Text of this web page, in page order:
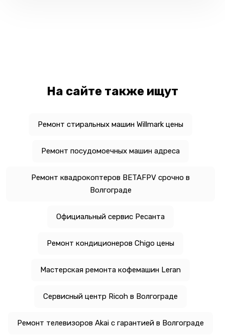
На сайте также ищут
Ремонт стиральных машин Willmark цены
Ремонт посудомоечных машин адреса
Ремонт квадрокоптеров BETAFPV срочно в
Волгограде
Официальный сервис Ресанта
Ремонт кондиционеров Chigo цены
Мастерская ремонта кофемашин Leran
Сервисный центр Ricoh в Волгограде
Ремонт телевизоров Akai с гарантией в Волгограде